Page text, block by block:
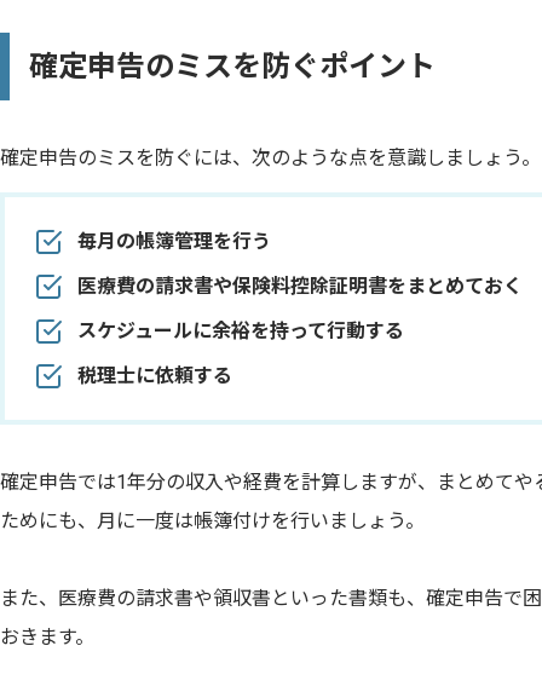
確定申告のミスを防ぐポイント
確定申告のミスを防ぐには、次のような点を意識しましょう。
毎月の帳簿管理を行う
医療費の請求書や保険料控除証明書をまとめておく
スケジュールに余裕を持って行動する
税理士に依頼する
確定申告では1年分の収入や経費を計算しますが、まとめて
ためにも、月に一度は帳簿付けを行いましょう。
また、医療費の請求書や領収書といった書類も、確定申告で
おきます。